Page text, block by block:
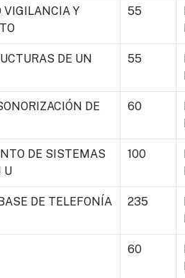
VIGILANCIA Y
55
DE UN
55
DE
60
DE SISTEMAS
U
100
DE TELEFONÍA
235
60